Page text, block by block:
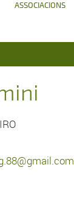
ASSOCIACIONS